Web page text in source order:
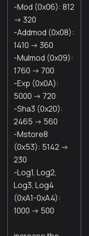
-Mod (0x06): 812
-> 320
-Addmod (0x08):
1410 -> 360
-Mulmod (0x09):
1760 -> 700
-Exp (0x0A):
5000 -> 720
-Sha3 (0x20):
2465 -> 560
-Mstore8
(0x53): 5142 ->
230
-Log1, Log2,
Log3, Log4
(0xA1-0xA4):
1000 -> 500